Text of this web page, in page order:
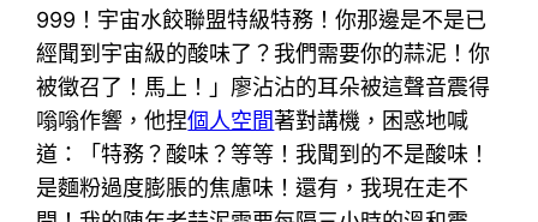
999！宇宙水餃聯盟特級特務！你那邊是不是已
經聞到宇宙級的酸味了？我們需要你的蒜泥！你
被徵召了！馬上！」廖沾沾的耳朵被這聲音震得
嗡嗡作響，他捏個人空間著對講機，困惑地喊
道：「特務？酸味？等等！我聞到的不是酸味！
是麵粉過度膨脹的焦慮味！還有，我現在走不